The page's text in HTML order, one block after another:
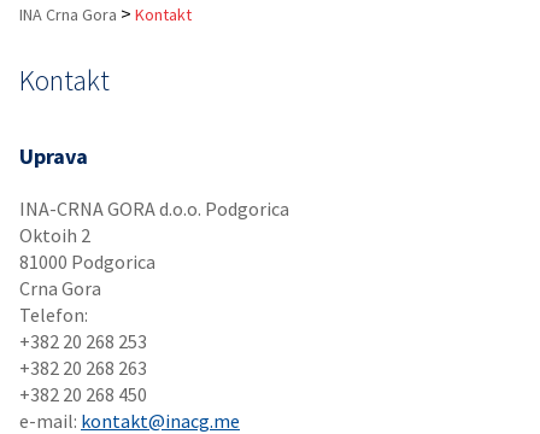
INA Crna Gora > Kontakt
Kontakt
Uprava
INA-CRNA GORA d.o.o. Podgorica
Oktoih 2
81000 Podgorica
Crna Gora
Telefon:
+382 20 268 253
+382 20 268 263
+382 20 268 450
e-mail: kontakt@inacg.me